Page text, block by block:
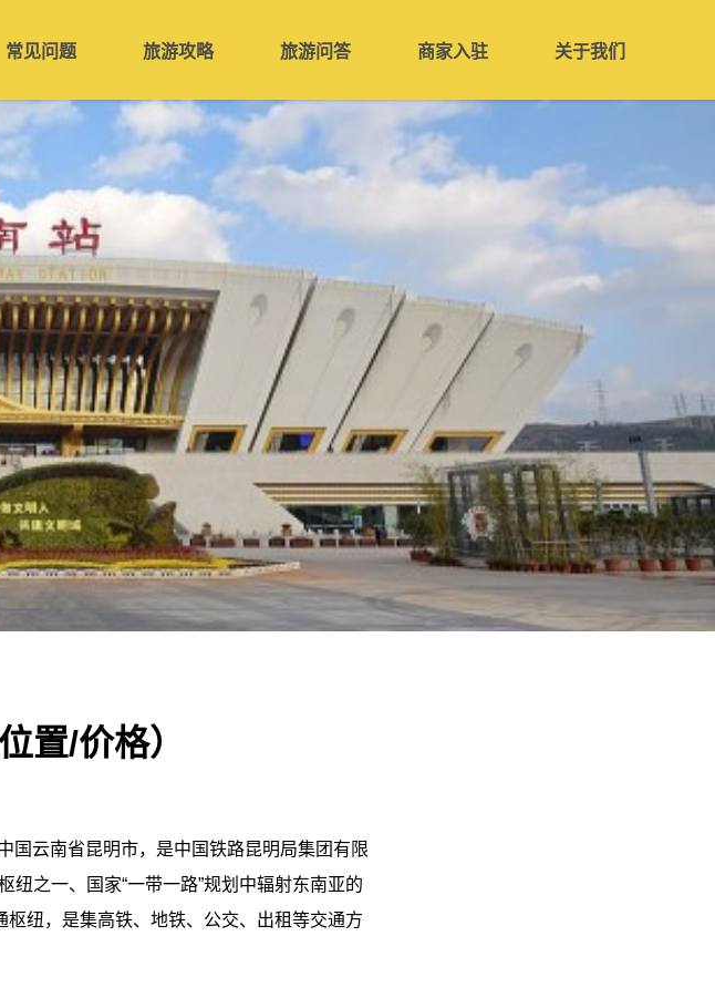
常见问题 旅游攻略 旅游问答 商家入驻 关于我们
置/价格）
国云南省昆明市，是中国铁路昆明局集团有限
之一、国家“一带一路”规划中辐射东南亚的
枢纽，是集高铁、地铁、公交、出租等交通方